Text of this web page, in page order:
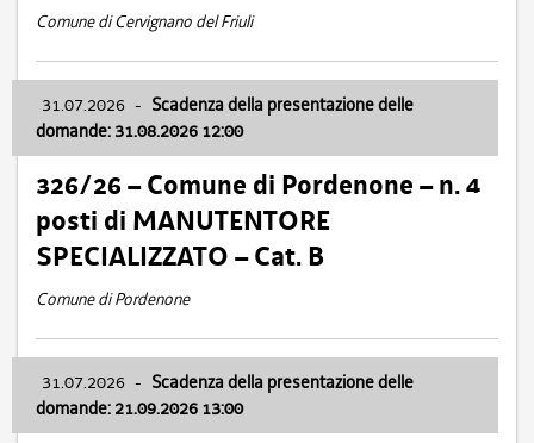
Comune di Cervignano del Friuli
31.07.2026 - Scadenza della presentazione delle
domande: 31.08.2026 12:00
326/26 – Comune di Pordenone – n. 4
posti di MANUTENTORE
SPECIALIZZATO – Cat. B
Comune di Pordenone
31.07.2026 - Scadenza della presentazione delle
domande: 21.09.2026 13:00